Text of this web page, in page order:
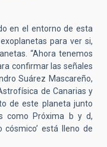
en el entorno de esta
para ver si,
“Ahora tenemos
confirmar las señales
Suárez Mascareño,
de Canarias y
de este planeta junto
como Próxima b y d,
está lleno de